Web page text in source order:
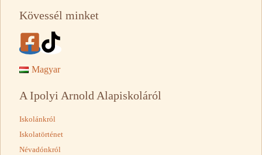
Kövessél minket
Magyar
A Ipolyi Arnold Alapiskoláról
Iskolánkról
Iskolatörténet
Névadónkról